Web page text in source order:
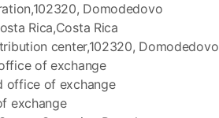
Domodedovo
Rica,Costa Rica
center,102320, Domodedovo
of exchange
office of exchange
exchange